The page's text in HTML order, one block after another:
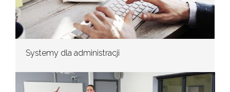
Systemy dla administracji